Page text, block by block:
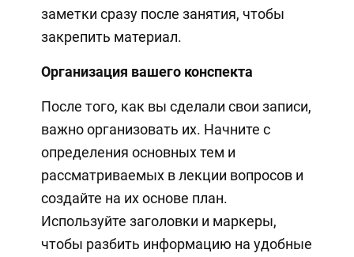
заметки сразу после занятия, чтобы
закрепить материал.
Организация вашего конспекта
После того, как вы сделали свои записи,
важно организовать их. Начните с
определения основных тем и
рассматриваемых в лекции вопросов и
создайте на их основе план.
Используйте заголовки и маркеры,
чтобы разбить информацию на удобные